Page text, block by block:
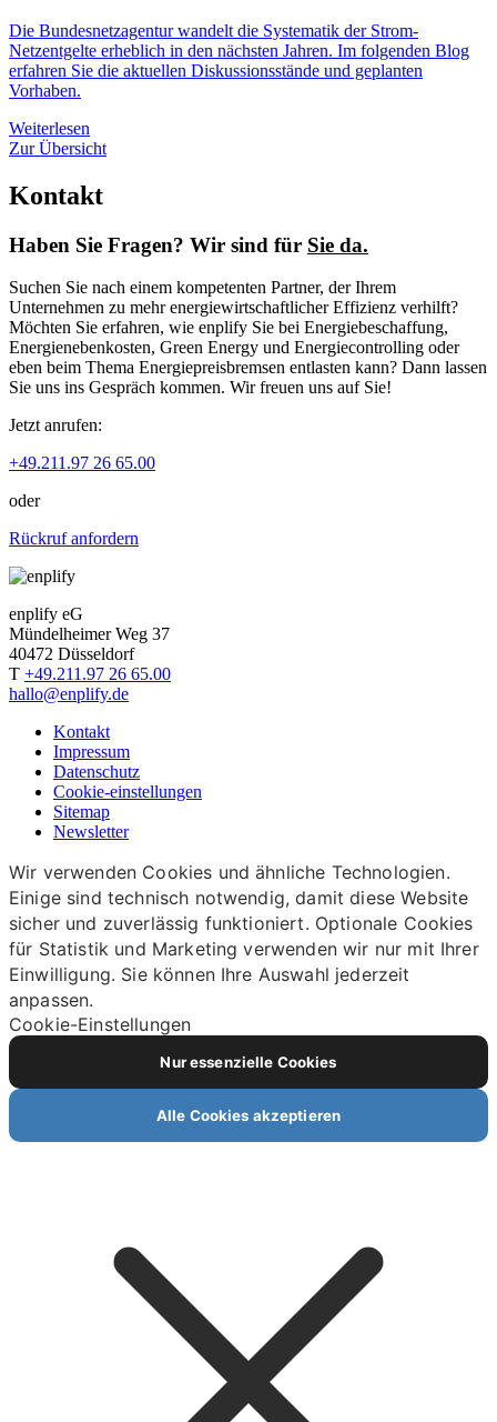
Die Bundesnetzagentur wandelt die Systematik der Strom-
Netzentgelte erheblich in den nächsten Jahren. Im folgenden Blog
erfahren Sie die aktuellen Diskussionsstände und geplanten
Vorhaben.
Weiterlesen
Zur Übersicht
Kontakt
Haben Sie Fragen? Wir sind für Sie da.
Suchen Sie nach einem kompetenten Partner, der Ihrem
Unternehmen zu mehr energiewirtschaftlicher Effizienz verhilft?
Möchten Sie erfahren, wie enplify Sie bei Energiebeschaffung,
Energienebenkosten, Green Energy und Energiecontrolling oder
eben beim Thema Energiepreisbremsen entlasten kann? Dann lassen
Sie uns ins Gespräch kommen. Wir freuen uns auf Sie!
Jetzt anrufen:
+49.211.97 26 65.00
oder
Rückruf anfordern
enplify eG
Mündelheimer Weg 37
40472 Düsseldorf
T +49.211.97 26 65.00
hallo@enplify.de
Kontakt
Impressum
Datenschutz
Cookie-einstellungen
Sitemap
Newsletter
Wir verwenden Cookies und ähnliche Technologien.
Einige sind technisch notwendig, damit diese Website
sicher und zuverlässig funktioniert. Optionale Cookies
für Statistik und Marketing verwenden wir nur mit Ihrer
Einwilligung. Sie können Ihre Auswahl jederzeit
anpassen.
Cookie-Einstellungen
Nur essenzielle Cookies
Alle Cookies akzeptieren